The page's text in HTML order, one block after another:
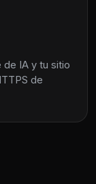
de IA y tu sitio
de